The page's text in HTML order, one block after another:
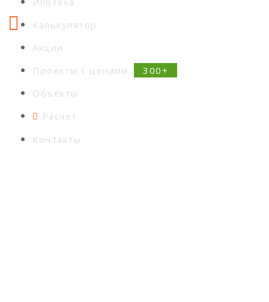
Калькулятор
Акции
Проекты с ценами
Объекты
Расчет
Контакты